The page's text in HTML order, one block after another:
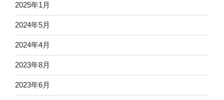
2025年1月
2024年5月
2024年4月
2023年8月
2023年6月